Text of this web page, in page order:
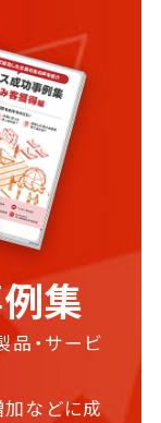
集
品・サービ
などに成